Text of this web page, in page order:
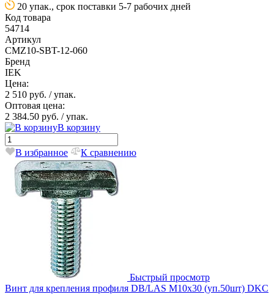
20 упак., срок поставки 5-7 рабочих дней
Код товара
54714
Артикул
CMZ10-SBT-12-060
Бренд
IEK
Цена:
2 510 руб. / упак.
Оптовая цена:
2 384.50 руб. / упак.
В корзину
В избранное К сравнению
Быстрый просмотр
Винт для крепления профиля DB/LAS М10х30 (уп.50шт) DKC